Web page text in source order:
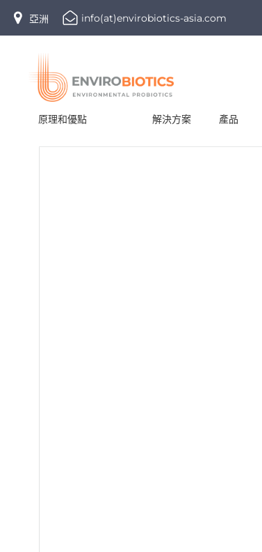
亞洲 info(at)envirobiotics-asia.com
原理和優點 解決方案 產品